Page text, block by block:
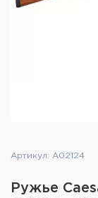
Артикул: A02124
Ружье